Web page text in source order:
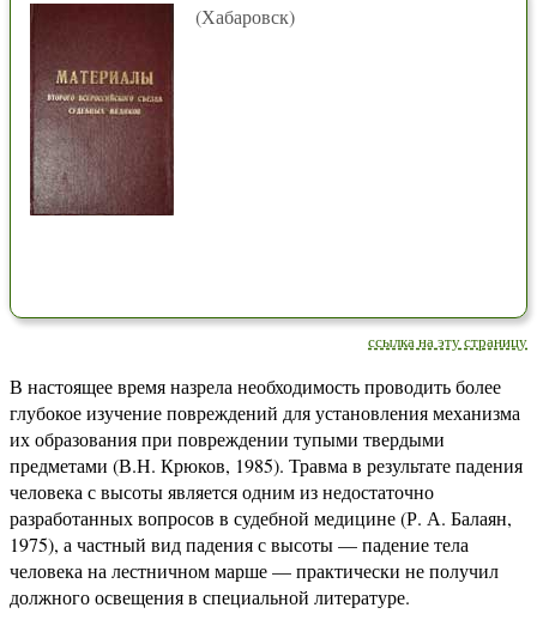
(Хабаровск)
ссылка на эту страницу
В настоящее время назрела необходимость проводить более
глубокое изучение повреждений для установления механизма
их образования при повреждении тупыми твердыми
предметами (В.Н. Крюков, 1985). Травма в результате падения
человека с высоты является одним из недостаточно
разработанных вопросов в судебной медицине (Р. А. Балаян,
1975), а частный вид падения с высоты — падение тела
человека на лестничном марше — практически не получил
должного освещения в специальной литературе.